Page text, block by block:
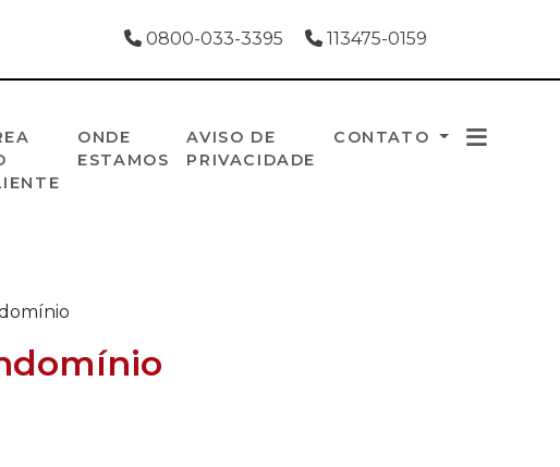
0800-033-3395 113475-0159
ONDE
ESTAMOS
AVISO DE
PRIVACIDADE
CONTATO